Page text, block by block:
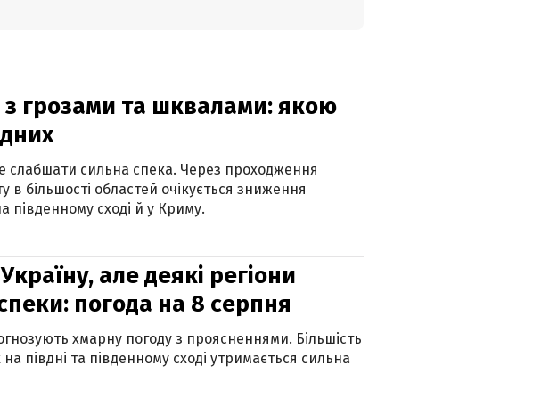
з грозами та шквалами: якою
слабшати сильна спека. Через проходження
більшості областей очікується зниження
південному сході й у Криму.
але деякі регіони
погода на 8 серпня
хмарну погоду з проясненнями. Більшість
півдні та південному сході утримається сильна